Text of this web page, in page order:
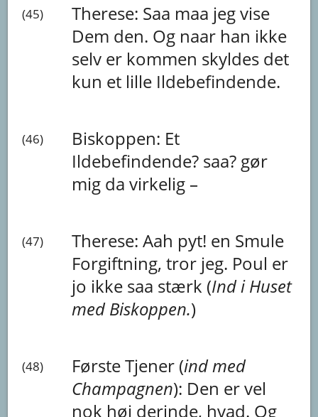
(45) Therese: Saa maa jegvise
Dem den. Og naar han ikke
selv er kommen skyldes det
kun et lille Ildebefindende.
(46) Biskoppen: Et
Ildebefindende? saa? gør
mig davirkelig –
(47) Therese:Aah pyt! en Smule
Forgiftning,tror jeg. Poul er
jo ikke saa stærk (IndiHuset
medBiskoppen.)
(48) Første Tjener (indmed
Champagnen): Den ervel
nok høj derinde, hvad. Og